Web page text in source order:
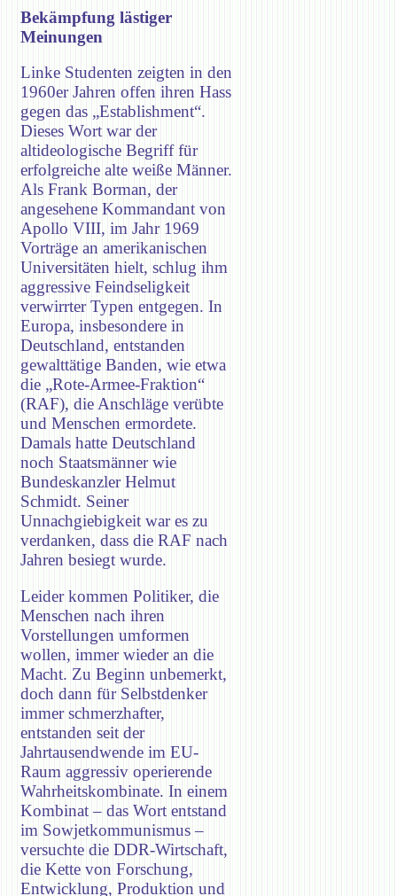
Bekämpfung lästiger
Meinungen
Linke Studenten zeigten in den
1960er Jahren offen ihren Hass
gegen das „Establishment“.
Dieses Wort war der
altideologische Begriff für
erfolgreiche alte weiße Männer.
Als Frank Borman, der
angesehene Kommandant von
Apollo VIII, im Jahr 1969
Vorträge an amerikanischen
Universitäten hielt, schlug ihm
aggressive Feindseligkeit
verwirrter Typen entgegen. In
Europa, insbesondere in
Deutschland, entstanden
gewalttätige Banden, wie etwa
die „Rote-Armee-Fraktion“
(RAF), die Anschläge verübte
und Menschen ermordete.
Damals hatte Deutschland
noch Staatsmänner wie
Bundeskanzler Helmut
Schmidt. Seiner
Unnachgiebigkeit war es zu
verdanken, dass die RAF nach
Jahren besiegt wurde.
Leider kommen Politiker, die
Menschen nach ihren
Vorstellungen umformen
wollen, immer wieder an die
Macht. Zu Beginn unbemerkt,
doch dann für Selbstdenker
immer schmerzhafter,
entstanden seit der
Jahrtausendwende im EU-
Raum aggressiv operierende
Wahrheitskombinate. In einem
Kombinat – das Wort entstand
im Sowjetkommunismus –
versuchte die DDR-Wirtschaft,
die Kette von Forschung,
Entwicklung, Produktion und